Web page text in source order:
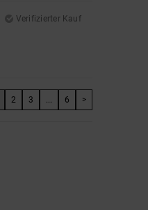
Verifizierter Kauf
2 3 ... 6 >